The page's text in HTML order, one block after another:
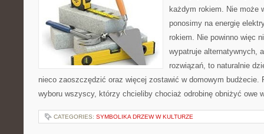
każdym rokiem. Nie może
ponosimy na energię
rokiem. Nie powinno więc
wypatruje alternatywnych,
rozwiązań, to naturalnie
nieco zaoszczędzić oraz więcej zostawić w domowym budżecie.
wyboru wszyscy, którzy chcieliby chociaż odrobinę obniżyć owe
CATEGORIES: SYMBOLIKA DRZEW W KULTURZE